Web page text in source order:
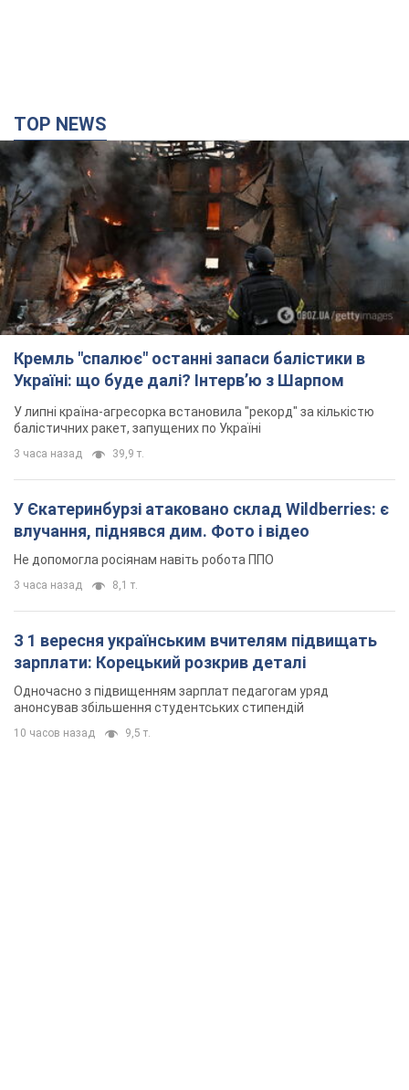
TOP NEWS
Кремль "спалює" останні запаси балістики в
Україні: що буде далі? Інтерв’ю з Шарпом
У липні країна-агресорка встановила "рекорд" за кількістю
балістичних ракет, запущених по Україні
3 часа назад 39,9 т.
У Єкатеринбурзі атаковано склад Wildberries: є
влучання, піднявся дим. Фото і відео
Не допомогла росіянам навіть робота ППО
3 часа назад 8,1 т.
З 1 вересня українським вчителям підвищать
зарплати: Корецький розкрив деталі
Одночасно з підвищенням зарплат педагогам уряд
анонсував збільшення студентських стипендій
10 часов назад 9,5 т.